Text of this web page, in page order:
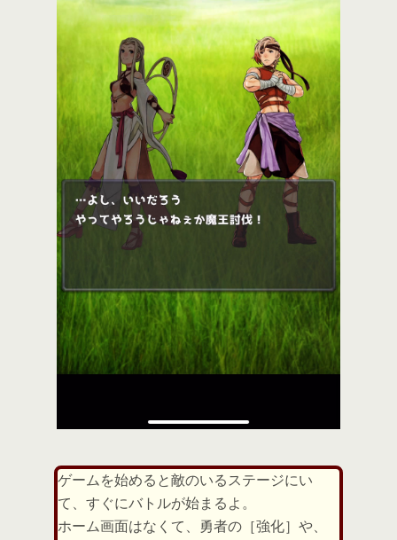
ゲームを始めると敵のいるステージにい
て、すぐにバトルが始まるよ。
ホーム画面はなくて、勇者の［強化］や、